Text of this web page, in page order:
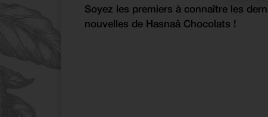
Soyez les premiers à connaître les
nouvelles de Hasnaâ Chocolats !